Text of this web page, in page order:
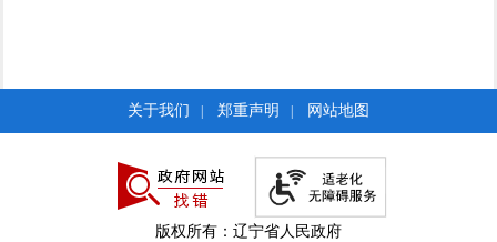
关于我们 郑重声明 网站地图
版权所有：辽宁省人民政府